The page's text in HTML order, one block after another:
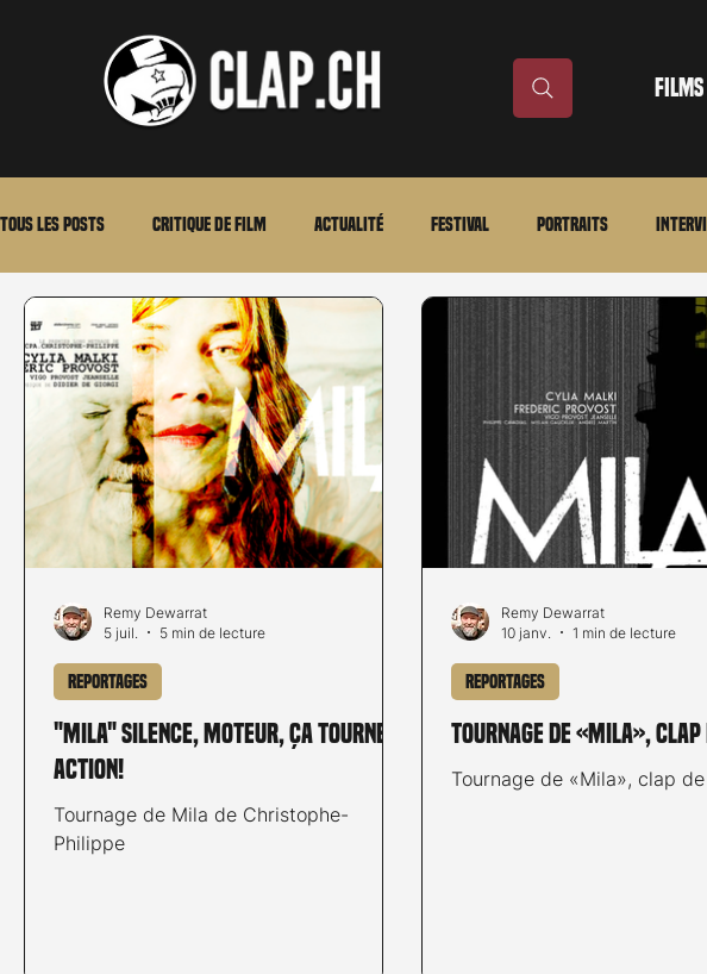
FILMS
Tous les posts Critique de film Actualité Festival Portraits
Laurent Scherlen Memento VOD Annonce Evénement
Stéfanie Rossier Streaming Stefanie Rossier Culture Régional
"Mila" Silence, moteur, ça tourne,
action!
Tournage de Mila de Christophe-
Philippe
Reportages
Remy Dewarrat
5 juil.
5 min de lecture
Tournage de «Mila», clap
Tournage de «Mila», clap
Reportages
Remy Dewarrat
10 janv.
1 min de lecture